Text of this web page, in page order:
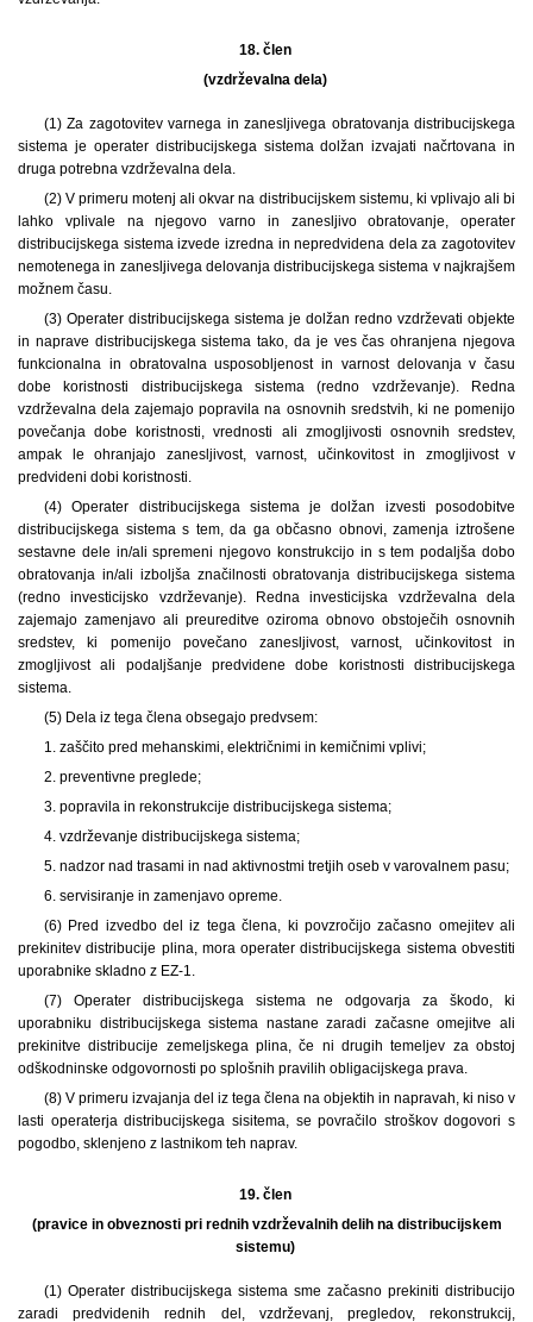
18. člen
(vzdrževalna dela)
(1) Za zagotovitev varnega in zanesljivega obratovanja distribucijskega
sistema je operater distribucijskega sistema dolžan izvajati načrtovana in
druga potrebna vzdrževalna dela.
(2) V primeru motenj ali okvar na distribucijskem sistemu, ki vplivajo ali bi
lahko vplivale na njegovo varno in zanesljivo obratovanje, operater
distribucijskega sistema izvede izredna in nepredvidena dela za zagotovitev
nemotenega in zanesljivega delovanja distribucijskega sistema v najkrajšem
možnem času.
(3) Operater distribucijskega sistema je dolžan redno vzdrževati objekte
in naprave distribucijskega sistema tako, da je ves čas ohranjena njegova
funkcionalna in obratovalna usposobljenost in varnost delovanja v času
dobe koristnosti distribucijskega sistema (redno vzdrževanje). Redna
vzdrževalna dela zajemajo popravila na osnovnih sredstvih, ki ne pomenijo
povečanja dobe koristnosti, vrednosti ali zmogljivosti osnovnih sredstev,
ampak le ohranjajo zanesljivost, varnost, učinkovitost in zmogljivost v
predvideni dobi koristnosti.
(4) Operater distribucijskega sistema je dolžan izvesti posodobitve
distribucijskega sistema s tem, da ga občasno obnovi, zamenja iztrošene
sestavne dele in/ali spremeni njegovo konstrukcijo in s tem podaljša dobo
obratovanja in/ali izboljša značilnosti obratovanja distribucijskega sistema
(redno investicijsko vzdrževanje). Redna investicijska vzdrževalna dela
zajemajo zamenjavo ali preureditve oziroma obnovo obstoječih osnovnih
sredstev, ki pomenijo povečano zanesljivost, varnost, učinkovitost in
zmogljivost ali podaljšanje predvidene dobe koristnosti distribucijskega
sistema.
(5) Dela iz tega člena obsegajo predvsem:
1. zaščito pred mehanskimi, električnimi in kemičnimi vplivi;
2. preventivne preglede;
3. popravila in rekonstrukcije distribucijskega sistema;
4. vzdrževanje distribucijskega sistema;
5. nadzor nad trasami in nad aktivnostmi tretjih oseb v varovalnem pasu;
6. servisiranje in zamenjavo opreme.
(6) Pred izvedbo del iz tega člena, ki povzročijo začasno omejitev ali
prekinitev distribucije plina, mora operater distribucijskega sistema obvestiti
uporabnike skladno z EZ-1.
(7) Operater distribucijskega sistema ne odgovarja za škodo, ki
uporabniku distribucijskega sistema nastane zaradi začasne omejitve ali
prekinitve distribucije zemeljskega plina, če ni drugih temeljev za obstoj
odškodninske odgovornosti po splošnih pravilih obligacijskega prava.
(8) V primeru izvajanja del iz tega člena na objektih in napravah, ki niso v
lasti operaterja distribucijskega sisitema, se povračilo stroškov dogovori s
pogodbo, sklenjeno z lastnikom teh naprav.
19. člen
(pravice in obveznosti pri rednih vzdrževalnih delih na distribucijskem
sistemu)
(1) Operater distribucijskega sistema sme začasno prekiniti distribucijo
zaradi predvidenih rednih del, vzdrževanj, pregledov, rekonstrukcij,